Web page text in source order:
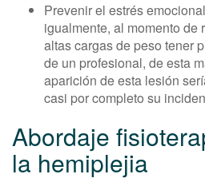
Prevenir el estrés
igualmente, al momento de
altas cargas de peso tener
de un profesional, de esta
aparición de esta lesión
casi por completo su
Abordaje
la hemiplejia